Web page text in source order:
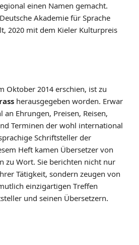
einen Namen gemacht.
Akademie für Sprache
2020 mit dem Kieler Kulturpreis
Oktober 2014 erschien, ist zu
herausgegeben worden. Erwar
Ehrungen, Preisen, Reisen,
Terminen der wohl international
Schriftsteller der
Heft kamen Übersetzer von
zu Wort. Sie berichten nicht nur
Tätigkeit, sondern zeugen von
einzigartigen Treffen
und seinen Übersetzern.